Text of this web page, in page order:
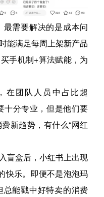
需要解决的是成本问
能满足每周上架新产品
手机制+算法赋能，为
在团队人员中占比超
十分专业，但是他们要
新趋势，有什么“网红
盲盒后，小红书上出现
快乐。即便不是泡泡玛
能戳中好特卖的消费